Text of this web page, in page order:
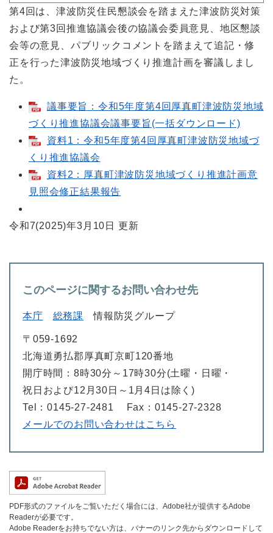
第4回は、津波防災住民懇談会を踏まえた津波防災対策
および第3回推進協議会後の協議会委員意見、地区懇談
会等の意見、パブリックコメントを踏まえて追記・修
正を行った津波防災地域づくり推進計画を審議しまし
た。
議事要旨：令和5年度第4回厚真町津波防災地域
づくり推進協議会議事要旨(一括ダウンロード)
資料1：令和5年度第4回厚真町津波防災地域づ
くり推進協議会
資料2：厚真町津波防災地域づくり推進計画意
見照会修正結果報告
令和7(2025)年3月10日 更新
このページに関するお問い合わせ先
本庁 総務課 情報防災グループ
〒059-1692
北海道勇払郡厚真町京町120番地
開庁時間：8時30分～17時30分(土曜・日曜・
祝日および12月30日～1月4日は除く)
Tel：0145-27-2481
Fax：0145-27-2328
メールでのお問い合わせはこちら
PDF形式のファイルをご覧いただく場合には、Adobe社が提供するAdobe
Readerが必要です。
Adobe Readerをお持ちでない方は、バナーのリンク先からダウンロードして